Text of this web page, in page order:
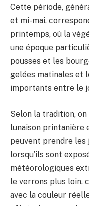
Cette période,
et mi-mai,
printemps, où la
une époque
pousses et les
gelées matinales et
importants entre le
Selon la tradition,
lunaison printanière
peuvent prendre
lorsqu’ils sont
météorologiques
le verrons plus loin,
avec la couleur